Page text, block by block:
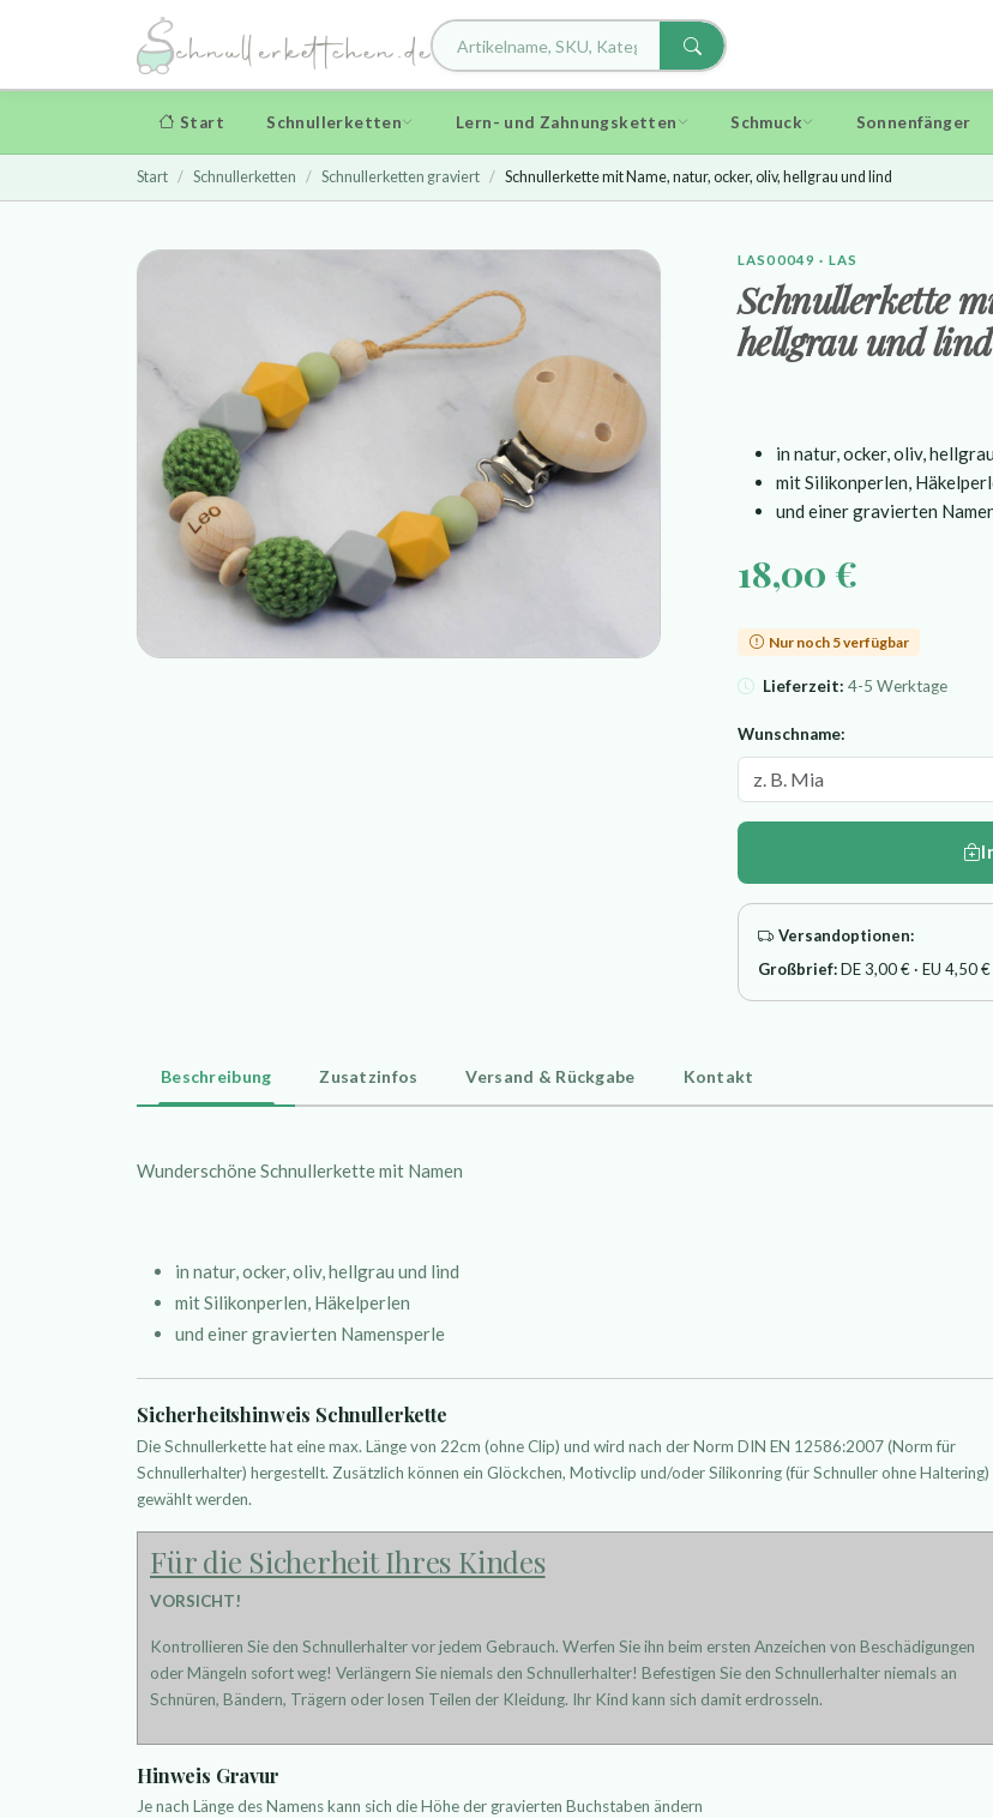
Start Schnullerketten Lern- und Zahnungsketten Schmuck Sonnenfänger
Start Schnullerketten Schnullerketten graviert Schnullerkette mit Name, natur, ocker, oliv, hellgrau und lind
LAS00049 · LAS
Schnullerkette
hellgrau und lind
in natur, ocker, oliv,
mit Silikonperlen,
und einer gravierten
18,00 €
Nur noch 5 verfügbar
Lieferzeit: 4-5 Werktage
Wunschname:
Versandoptionen:
Großbrief:DE 3,00 € · EU 4,50 €
Beschreibung Zusatzinfos Versand & Rückgabe Kontakt
Wunderschöne Schnullerkette mit Namen
in natur, ocker, oliv, hellgrau und lind
mit Silikonperlen, Häkelperlen
und einer gravierten Namensperle
Sicherheitshinweis Schnullerkette
Die Schnullerkette hat eine max. Länge von 22cm (ohne Clip) und wird nach der Norm DIN EN 12586:2007 (Norm für
Schnullerhalter) hergestellt. Zusätzlich können ein Glöckchen, Motivclip und/oder Silikonring (für Schnuller ohne Haltering)
gewählt werden.
Für die Sicherheit Ihres Kindes
VORSICHT!
Kontrollieren Sie den Schnullerhalter vor jedem Gebrauch. Werfen Sie ihn beim ersten Anzeichen von Beschädigungen
oder Mängeln sofort weg! Verlängern Sie niemals den Schnullerhalter! Befestigen Sie den Schnullerhalter niemals an
Schnüren, Bändern, Trägern oder losen Teilen der Kleidung. Ihr Kind kann sich damit erdrosseln.
Hinweis Gravur
Je nach Länge des Namens kann sich die Höhe der gravierten Buchstaben ändern